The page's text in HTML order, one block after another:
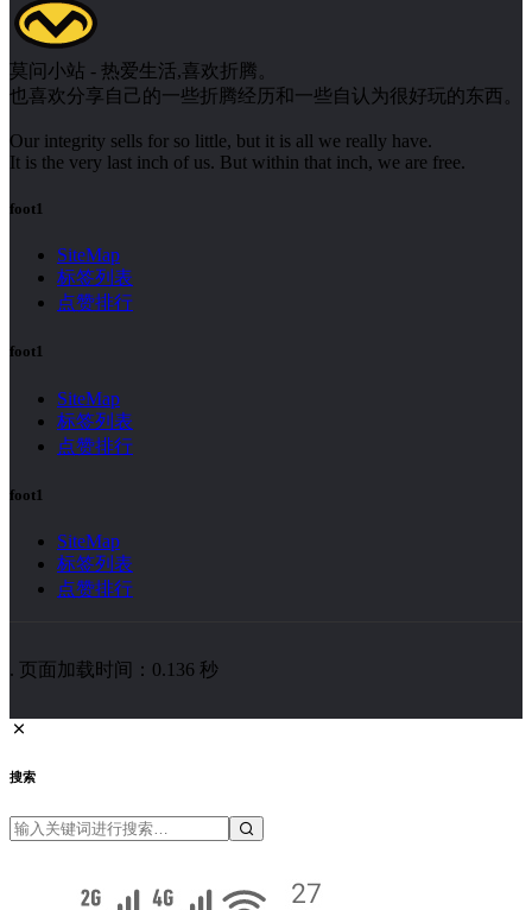
莫问小站 - 热爱生活,喜欢折腾。
也喜欢分享自己的一些折腾经历和一些自认为很好玩的东西。
Our integrity sells for so little, but it is all we really have.
It is the very last inch of us. But within that inch, we are free.
foot1
SiteMap
标签列表
点赞排行
foot1
SiteMap
标签列表
点赞排行
foot1
SiteMap
标签列表
点赞排行
. 页面加载时间：0.136 秒
搜索